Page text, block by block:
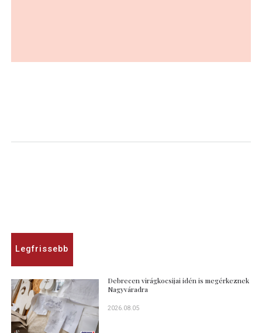
Legfrissebb
Debrecen virágkocsijai idén is megérkeznek
Nagyváradra
2026.08.05